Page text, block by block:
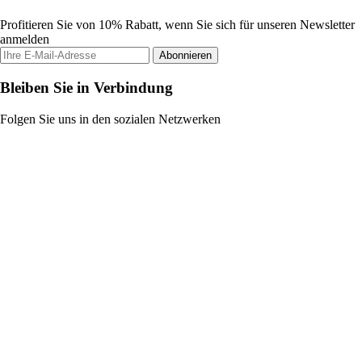
Profitieren Sie von 10% Rabatt, wenn Sie sich für unseren Newsletter
anmelden
Abonnieren
Bleiben Sie in Verbindung
Folgen Sie uns in den sozialen Netzwerken